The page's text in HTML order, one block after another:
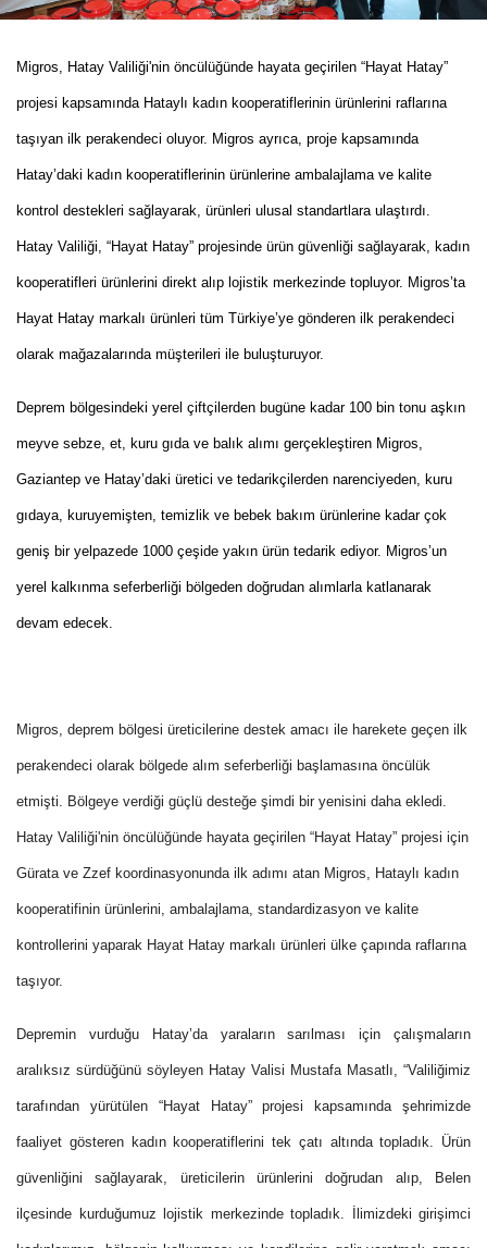
Migros, Hatay Valiliği'nin öncülüğünde hayata geçirilen “Hayat Hatay”
projesi kapsamında Hataylı kadın kooperatiflerinin ürünlerini raflarına
taşıyan ilk perakendeci oluyor. Migros ayrıca, proje kapsamında
Hatay’daki kadın kooperatiflerinin ürünlerine ambalajlama ve kalite
kontrol destekleri sağlayarak, ürünleri ulusal standartlara ulaştırdı.
Hatay Valiliği, “Hayat Hatay” projesinde ürün güvenliği sağlayarak, kadın
kooperatifleri ürünlerini direkt alıp lojistik merkezinde topluyor. Migros’ta
Hayat Hatay markalı ürünleri tüm Türkiye’ye gönderen ilk perakendeci
olarak mağazalarında müşterileri ile buluşturuyor.
Deprem bölgesindeki yerel çiftçilerden bugüne kadar 100 bin tonu aşkın
meyve sebze, et, kuru gıda ve balık alımı gerçekleştiren Migros,
Gaziantep ve Hatay’daki üretici ve tedarikçilerden narenciyeden, kuru
gıdaya, kuruyemişten, temizlik ve bebek bakım ürünlerine kadar çok
geniş bir yelpazede 1000 çeşide yakın ürün tedarik ediyor. Migros’un
yerel kalkınma seferberliği bölgeden doğrudan alımlarla katlanarak
devam edecek.
Migros, deprem bölgesi üreticilerine destek amacı ile harekete geçen ilk
perakendeci olarak bölgede alım seferberliği başlamasına öncülük
etmişti. Bölgeye verdiği güçlü desteğe şimdi bir yenisini daha ekledi.
Hatay Valiliği'nin öncülüğünde hayata geçirilen “Hayat Hatay” projesi için
Gürata ve Zzef koordinasyonunda ilk adımı atan Migros, Hataylı kadın
kooperatifinin ürünlerini, ambalajlama, standardizasyon ve kalite
kontrollerini yaparak Hayat Hatay markalı ürünleri ülke çapında raflarına
taşıyor.
Depremin vurduğu Hatay’da yaraların sarılması için çalışmaların
aralıksız sürdüğünü söyleyen Hatay Valisi Mustafa Masatlı, “Valiliğimiz
tarafından yürütülen “Hayat Hatay” projesi kapsamında şehrimizde
faaliyet gösteren kadın kooperatiflerini tek çatı altında topladık. Ürün
güvenliğini sağlayarak, üreticilerin ürünlerini doğrudan alıp, Belen
ilçesinde kurduğumuz lojistik merkezinde topladık. İlimizdeki girişimci